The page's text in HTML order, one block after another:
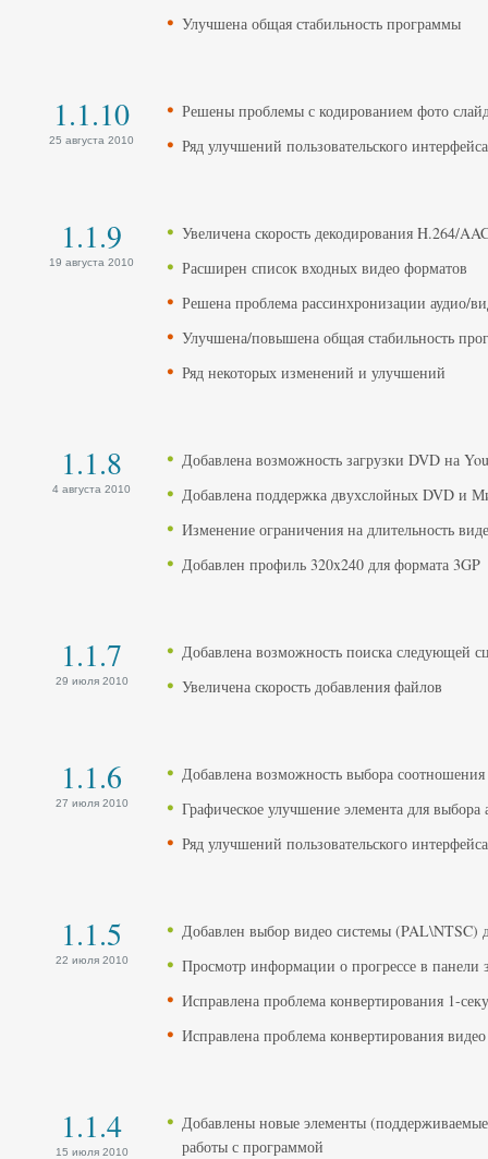
Улучшена общая стабильность программы
1.1.10
25 августа 2010
Решены проблемы с кодированием фото
Ряд улучшений пользовательского интерфейса
1.1.9
19 августа 2010
Увеличена скорость декодирования H.264/
Расширен список входных видео форматов
Решена проблема рассинхронизации аудио/
Улучшена/повышена общая стабильность
Ряд некоторых изменений и улучшений
1.1.8
4 августа 2010
Добавлена возможность загрузки DVD на
Добавлена поддержка двухслойных DVD и
Изменение ограничения на длительность
Добавлен профиль 320x240 для формата 3GP
1.1.7
29 июля 2010
Добавлена возможность поиска следующей
Увеличена скорость добавления файлов
1.1.6
27 июля 2010
Добавлена возможность выбора
Графическое улучшение элемента для выбора
Ряд улучшений пользовательского интерфейса
1.1.5
22 июля 2010
Добавлен выбор видео системы (PAL\NTSC)
Просмотр информации о прогрессе в панели
Исправлена проблема конвертирования 1-
Исправлена проблема конвертирования
1.1.4
15 июля 2010
Добавлены новые элементы
работы с программой